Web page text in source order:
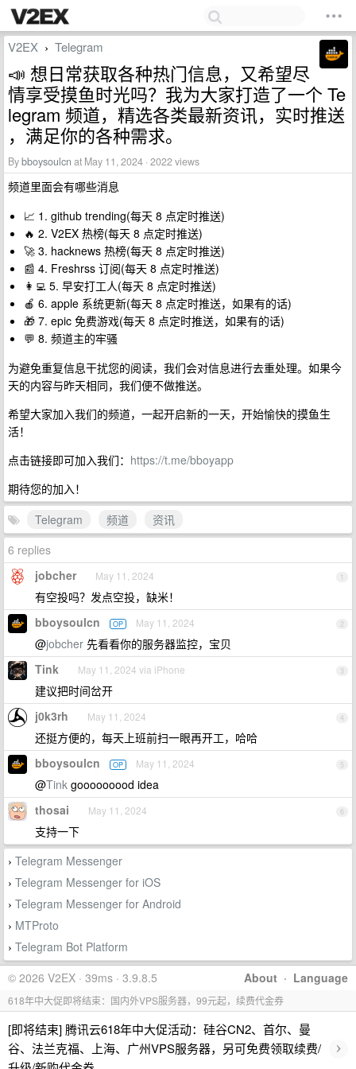
V2EX › Telegram
📣 想日常获取各种热门信息，又希望尽
情享受摸鱼时光吗？我为大家打造了一个 Te
legram 频道，精选各类最新资讯，实时推送
，满足你的各种需求。
Bybboysoulcn at May 11, 2024 · 2022 views
频道里面会有哪些消息
📈 1. github trending(每天 8 点定时推送)
🔥 2. V2EX 热榜(每天 8 点定时推送)
🚀 3. hacknews 热榜(每天 8 点定时推送)
📰 4. Freshrss 订阅(每天 8 点定时推送)
👩‍💻 5. 早安打工人(每天 8 点定时推送)
🍎 6. apple 系统更新(每天 8 点定时推送，如果有的话)
🎁 7. epic 免费游戏(每天 8 点定时推送，如果有的话)
💬 8. 频道主的牢骚
为避免重复信息干扰您的阅读，我们会对信息进行去重处理。如果今
天的内容与昨天相同，我们便不做推送。
希望大家加入我们的频道，一起开启新的一天，开始愉快的摸鱼生
活！
点击链接即可加入我们： https://t.me/bboyapp
期待您的加入！
Telegram
频道
资讯
6 replies
1
jobcher May 11, 2024
有空投吗？发点空投，缺米！
2
bboysoulcn OP May 11, 2024
@jobcher 先看看你的服务器监控，宝贝
3
Tink May 11, 2024 via iPhone
建议把时间岔开
4
j0k3rh May 11, 2024
还挺方便的，每天上班前扫一眼再开工，哈哈
5
bboysoulcn OP May 11, 2024
@Tink gooooooood idea
6
thosai May 11, 2024
支持一下
› Telegram Messenger
› Telegram Messenger for iOS
› Telegram Messenger for Android
› MTProto
› Telegram Bot Platform
About · Language
© 2026 V2EX · 39ms · 3.9.8.5
618年中大促即将结束：国内外VPS服务器，99元起，续费代金券
[即将结束] 腾讯云618年中大促活动：硅谷CN2、首尔、曼
谷、法兰克福、上海、广州VPS服务器，另可免费领取续费/
›